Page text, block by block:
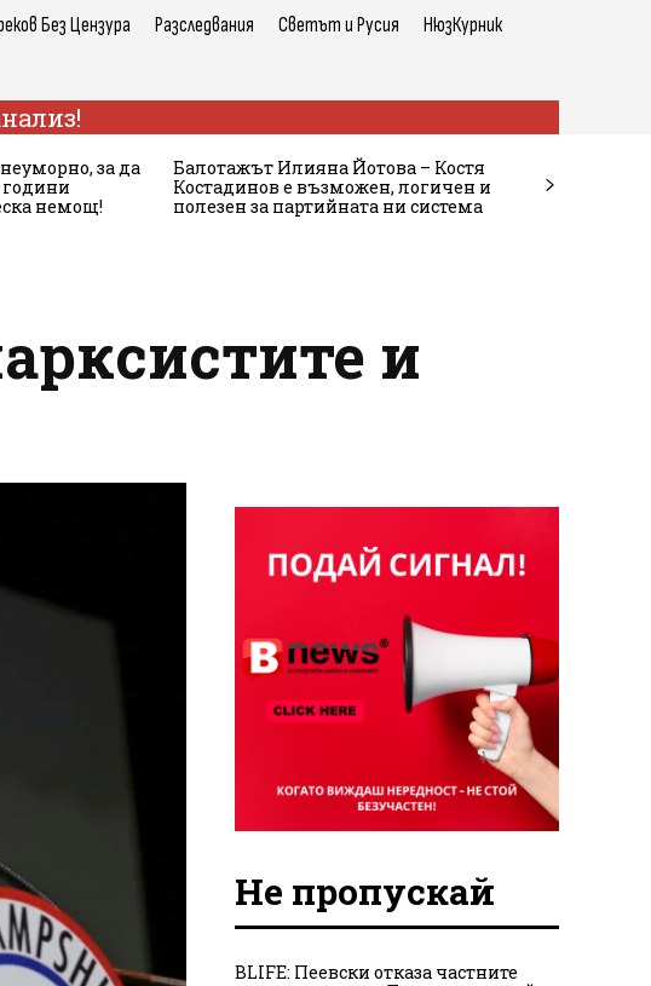
Без Цензура Разследвания Светът и Русия НюзКурник
за да
години
немощ!
Балотажът Илияна Йотова – Костя
Костадинов е възможен, логичен и
полезен за партийната ни система
и
Не пропускай
BLIFE: Пеевски отказа частните